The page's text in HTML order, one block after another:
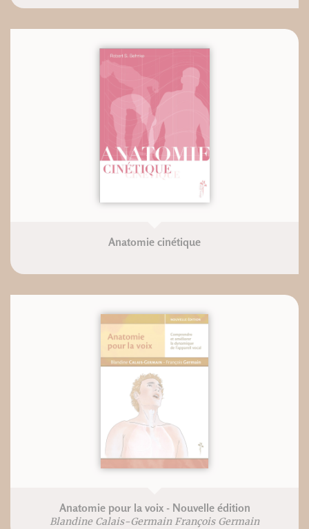
Anatomie cinétique
Anatomie pour la voix - Nouvelle édition
Blandine Calais-Germain François Germain